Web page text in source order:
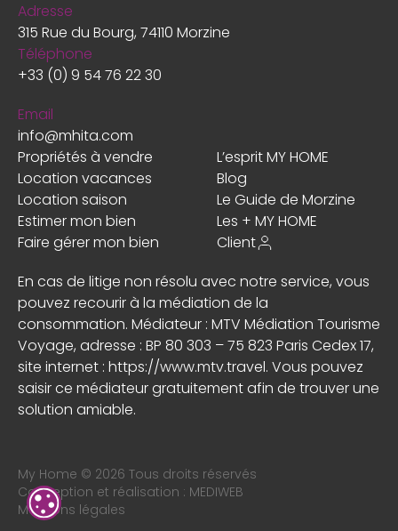
Propriétés à vendre
L’esprit MY HOME
Location vacances
Blog
Location saison
Le Guide de Morzine
Estimer mon bien
Les + MY HOME
Faire gérer mon bien
Client
Adresse
315 Rue du Bourg, 74110 Morzine
Téléphone
+33 (0) 9 54 76 22 30
Email
info@mhita.com
En cas de litige non résolu avec notre service, vous
pouvez recourir à la médiation de la
consommation. Médiateur : MTV Médiation Tourisme
Voyage, adresse : BP 80 303 – 75 823 Paris Cedex 17,
site internet : https://www.mtv.travel. Vous pouvez
saisir ce médiateur gratuitement afin de trouver une
solution amiable.
My Home © 2026 Tous droits réservés
Conception et réalisation : MEDIWEB
Mentions légales